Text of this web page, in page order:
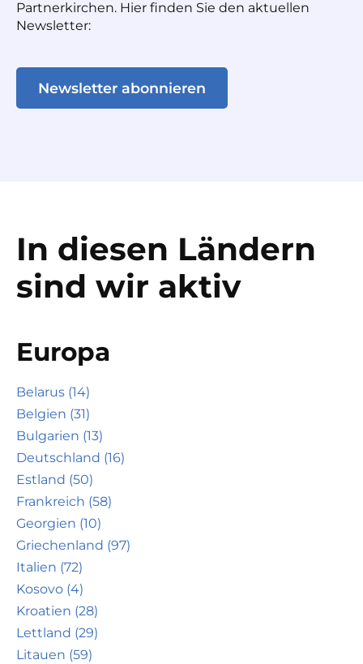
Partnerkirchen. Hier finden Sie den aktuellen
Newsletter:
Newsletter abonnieren
In diesen Ländern
sind wir aktiv
Europa
Belarus (14)
Belgien (31)
Bulgarien (13)
Deutschland (16)
Estland (50)
Frankreich (58)
Georgien (10)
Griechenland (97)
Italien (72)
Kosovo (4)
Kroatien (28)
Lettland (29)
Litauen (59)